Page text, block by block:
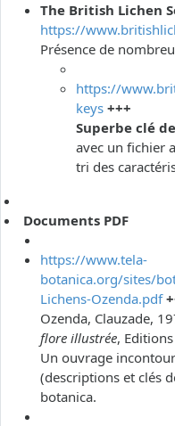
The British Lichen
https://
Présence de
https://
keys +++
Superbe clé
avec un fichier
tri des
Documents PDF
https://www.tela-
botanica.org/sites/
Lichens-Ozenda.pdf
Ozenda, Clauzade,
flore illustrée,
Un ouvrage
(descriptions et clés
botanica.